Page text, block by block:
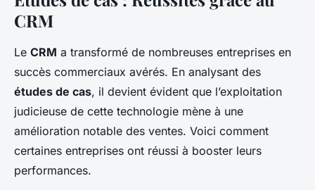
CRM
Le CRM a transformé de nombreuses entreprises en
succès commerciaux avérés. En analysant des
études de cas, il devient évident que l’exploitation
judicieuse de cette technologie mène à une
amélioration notable des ventes. Voici comment
certaines entreprises ont réussi à booster leurs
performances.